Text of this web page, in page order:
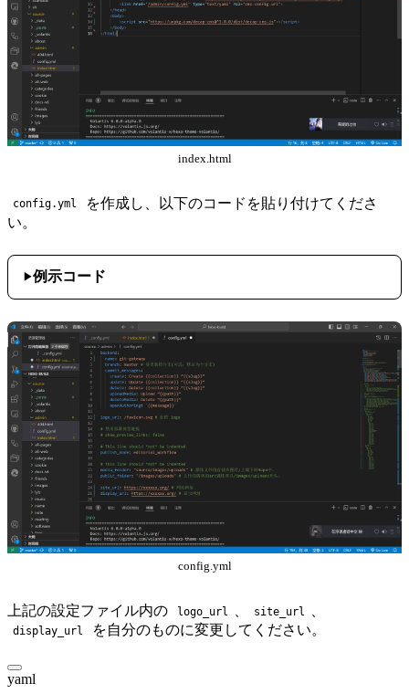
index.html
config.yml
を作成し、以下のコードを貼り付けてくださ
い。
例示コード
config.yml
上記の設定ファイル内の logo_url site_url
display_url を自分のものに変更してください。
yaml